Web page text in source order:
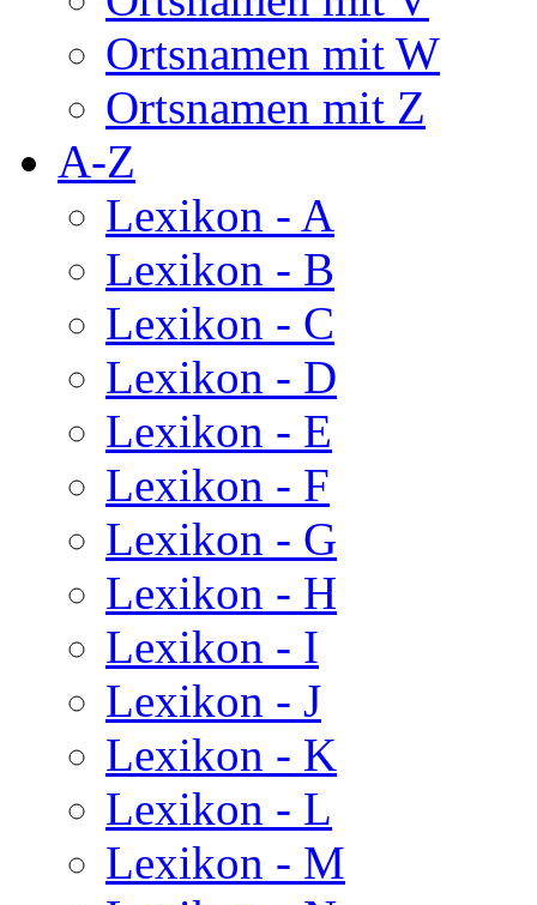
Ortsnamen mit W
Ortsnamen mit Z
A-Z
Lexikon - A
Lexikon - B
Lexikon - C
Lexikon - D
Lexikon - E
Lexikon - F
Lexikon - G
Lexikon - H
Lexikon - I
Lexikon - J
Lexikon - K
Lexikon - L
Lexikon - M